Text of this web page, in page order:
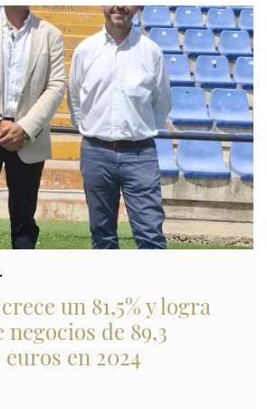
un 81,5% y logra
de 89,3
en 2024